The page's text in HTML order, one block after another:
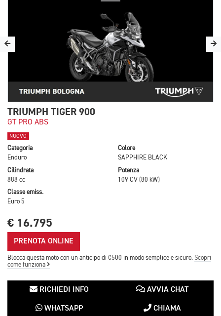
TRIUMPH TIGER 900
GT PRO ABS
NUOVO
Categoria
Enduro
Colore
SAPPHIRE BLACK
Cilindrata
888 cc
Potenza
109 CV (80 kW)
Classe emiss.
Euro 5
€ 16.795
PRENOTA ONLINE
Blocca questa moto con un anticipo di €500 in modo semplice e sicuro. Scopri
come funziona
RICHIEDI INFO AVVIA CHAT
WHATSAPP CHIAMA